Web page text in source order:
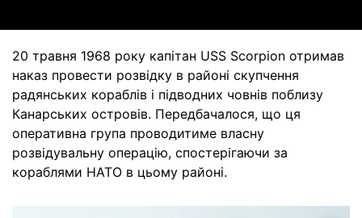
20 травня 1968 року капітан USS Scorpion отримав
наказ провести розвідку в районі скупчення
радянських кораблів і підводних човнів поблизу
Канарських островів. Передбачалося, що ця
оперативна група проводитиме власну
розвідувальну операцію, спостерігаючи за
кораблями НАТО в цьому районі.